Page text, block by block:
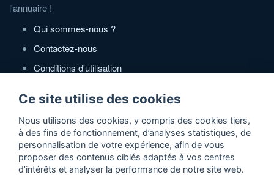
l'annuaire !
Qui sommes-nous ?
Contactez-nous
Conditions d'utilisation
Partenaires
Zone Annonces Gratuites
Locations vacances entre particuliers
Ce site utilise des cookies
Nous utilisons des cookies, y compris des cookies tiers,
à des fins de fonctionnement, d’analyses statistiques, de
personnalisation de votre expérience, afin de vous
proposer des contenus ciblés adaptés à vos centres
d’intérêts et analyser la performance de notre site web.